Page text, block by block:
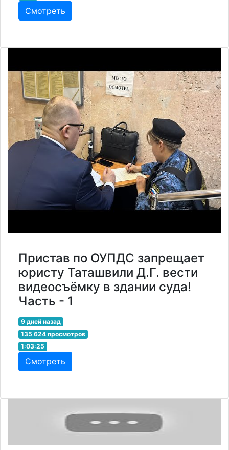
Смотреть
Пристав по ОУПДС запрещает
юристу Таташвили Д.Г. вести
видеосъёмку в здании суда!
Часть - 1
9 дней назад
135 624 просмотров
1:03:25
Смотреть